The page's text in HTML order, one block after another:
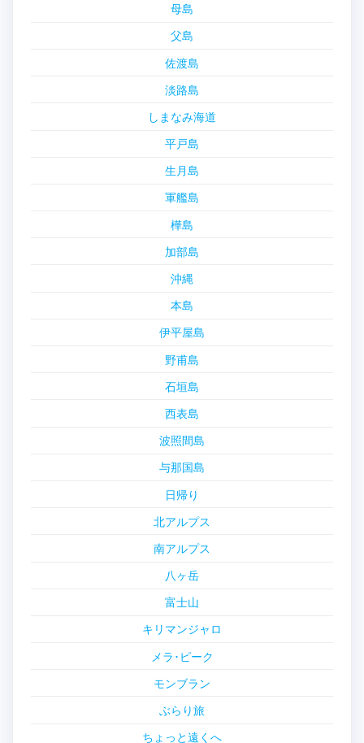
母島
父島
佐渡島
淡路島
しまなみ海道
平戸島
生月島
軍艦島
樺島
加部島
沖縄
本島
伊平屋島
野甫島
石垣島
西表島
波照間島
与那国島
日帰り
北アルプス
南アルプス
八ヶ岳
富士山
キリマンジャロ
メラ･ピーク
モンブラン
ぶらり旅
ちょっと遠くへ